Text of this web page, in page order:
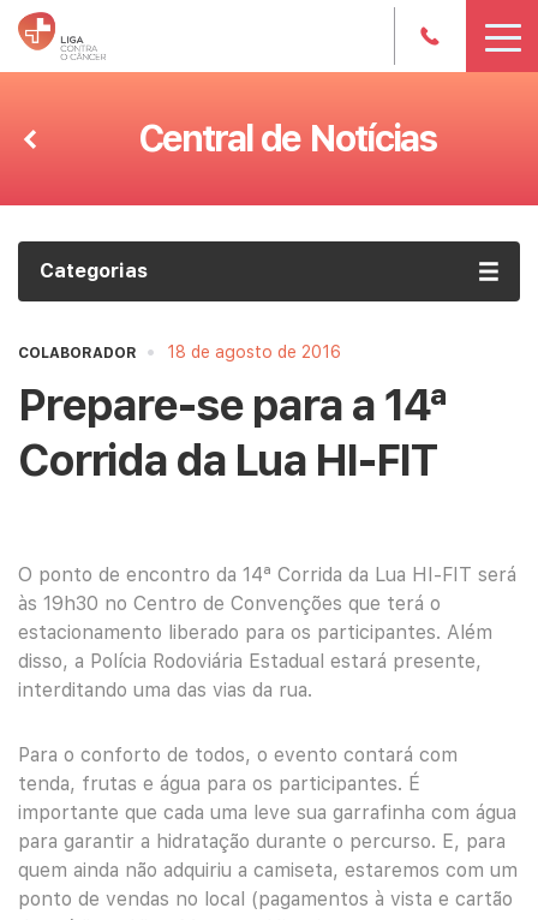
Central de Notícias
COLABORADOR • 18 de agosto de 2016
Prepare-se para a 14ª
Corrida da Lua HI-FIT
O ponto de encontro da 14ª Corrida da Lua HI-FIT será
às 19h30 no Centro de Convenções que terá o
estacionamento liberado para os participantes. Além
disso, a Polícia Rodoviária Estadual estará presente,
interditando uma das vias da rua.
Para o conforto de todos, o evento contará com
tenda, frutas e água para os participantes. É
importante que cada uma leve sua garrafinha com água
para garantir a hidratação durante o percurso. E, para
quem ainda não adquiriu a camiseta, estaremos com um
ponto de vendas no local (pagamentos à vista e cartão
Categorias